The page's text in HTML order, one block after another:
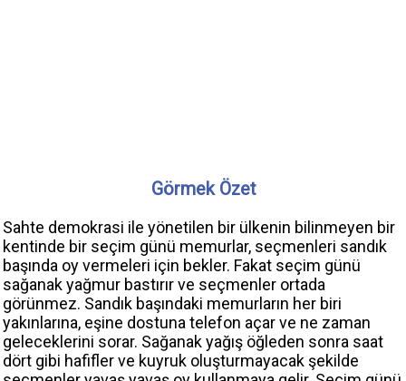
Görmek Özet
Sahte demokrasi ile yönetilen bir ülkenin bilinmeyen bir
kentinde bir seçim günü memurlar, seçmenleri sandık
başında oy vermeleri için bekler. Fakat seçim günü
sağanak yağmur bastırır ve seçmenler ortada
görünmez. Sandık başındaki memurların her biri
yakınlarına, eşine dostuna telefon açar ve ne zaman
geleceklerini sorar. Sağanak yağış öğleden sonra saat
dört gibi hafifler ve kuyruk oluşturmayacak şekilde